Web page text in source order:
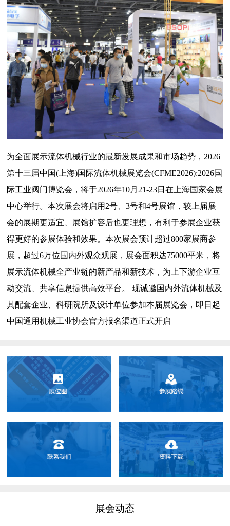
为全面展示流体机械行业的最新发展成果和市场趋势，2026
第十三届中国(上海)国际流体机械展览会(CFME2026):2026国
际工业阀门博览会，将于2026年10月21-23日在上海国家会展
中心举行。本次展会将启用2号、3号和4号展馆，较上届展
会的展期更适宜、展馆扩容后也更理想，有利于参展企业获
得更好的参展体验和效果。本次展会预计超过800家展商参
展，超过6万位国内外观众观展，展会面积达75000平米，将
展示流体机械全产业链的新产品和新技术，为上下游企业互
动交流、共享信息提供高效平台。 现诚邀国内外流体机械及
其配套企业、科研院所及设计单位参加本届展览会，即日起
中国通用机械工业协会官方报名渠道正式开启
展会动态